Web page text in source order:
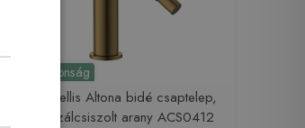
Újdonság
Wellis Altona bidé csaptelep,
szálcsiszolt arany ACS0412